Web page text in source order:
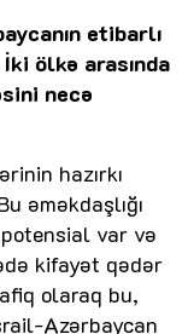
etibarlı
ölkə arasında
necə
hazırkı
əməkdaşlığı
var və
kifayət qədər
olaraq bu,
Azərbaycan